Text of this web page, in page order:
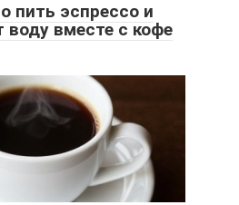
пить эспрессо и
воду вместе с кофе